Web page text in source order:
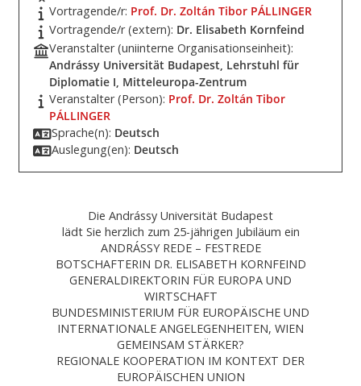
Vortragende/r: Prof. Dr. Zoltán Tibor PÁLLINGER
Vortragende/r (extern): Dr. Elisabeth Kornfeind
Veranstalter (uniinterne Organisationseinheit):
Andrássy Universität Budapest, Lehrstuhl für
Diplomatie I, Mitteleuropa-Zentrum
Veranstalter (Person): Prof. Dr. Zoltán Tibor
PÁLLINGER
Sprache(n): Deutsch
Auslegung(en): Deutsch
Die Andrássy Universität Budapest
lädt Sie herzlich zum 25-jährigen Jubiläum ein
ANDRÁSSY REDE – FESTREDE
BOTSCHAFTERIN DR. ELISABETH KORNFEIND
GENERALDIREKTORIN FÜR EUROPA UND
WIRTSCHAFT
BUNDESMINISTERIUM FÜR EUROPÄISCHE UND
INTERNATIONALE ANGELEGENHEITEN, WIEN
GEMEINSAM STÄRKER?
REGIONALE KOOPERATION IM KONTEXT DER
EUROPÄISCHEN UNION